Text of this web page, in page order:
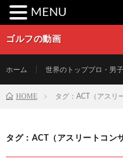
ゴルフの動画
ホーム 世界のトッププロ・男子
HOME タグ：ACT（アスリ
タグ：ACT（アスリートコン
MENU